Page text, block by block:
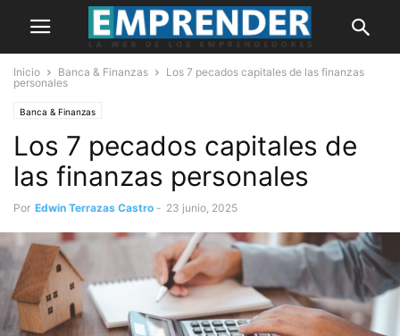
Inicio Banca & Finanzas
Los 7 pecados capitales de las finanzas
personales
Banca & Finanzas
Los 7 pecados capitales de
las finanzas personales
Por Edwin Terrazas Castro - 23 junio, 2025